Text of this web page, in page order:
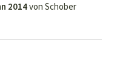
2014von Schober